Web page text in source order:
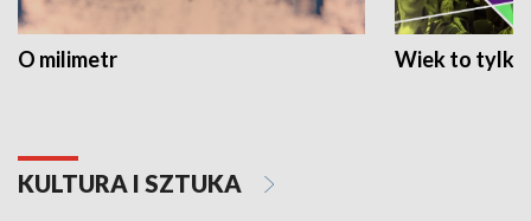
O milimetr Wiek to tylko
KULTURA I SZTUKA